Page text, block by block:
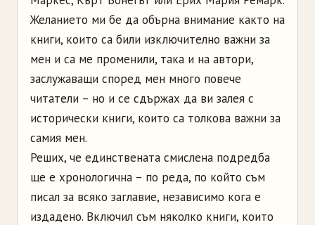
Желанието ми бе да обърна внимание както на
книги, които са били изключително важни за
мен и са ме променили, така и на автори,
заслужаващи според мен много повече
читатели – но и се сдържах да ви залея с
исторически книги, които са толкова важни за
самия мен.
Реших, че единствената смислена подредба
ще е хронологична – по реда, по който съм
писал за всяко заглавие, независимо кога е
издадено. Включил съм няколко книги, които